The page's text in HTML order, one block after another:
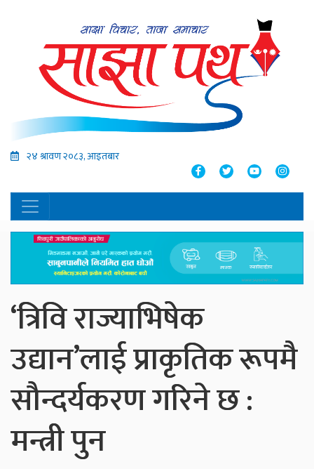
२४ श्रावण २०८३, आइतबार
‘त्रिवि राज्याभिषेक
उद्यान’लाई प्राकृतिक रूपमै
सौन्दर्यकरण गरिने छ :
मन्त्री पुन